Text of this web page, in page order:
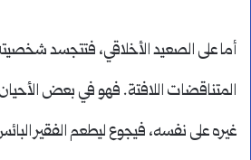
أما على الصعيد الأخلاقي، فتتجسد
المتناقضات اللافتة. فهو في بعض
غيره على نفسه، فيجوع ليطعم الفقير